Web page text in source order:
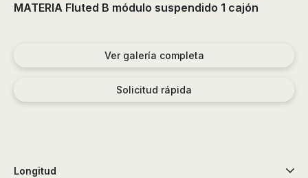
MATERIA Fluted B módulo suspendido 1 cajón
Ver galería completa
Solicitud rápida
Longitud